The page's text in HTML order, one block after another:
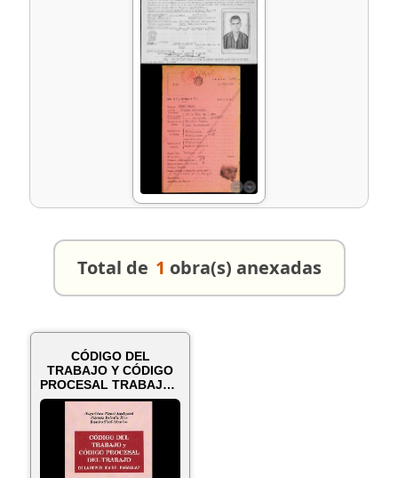
Total de 1 obra(s) anexadas
CÓDIGO DEL
TRABAJO Y CÓDIGO
PROCESAL TRABAJO -
Por HUGO CÉSAR
FIG...